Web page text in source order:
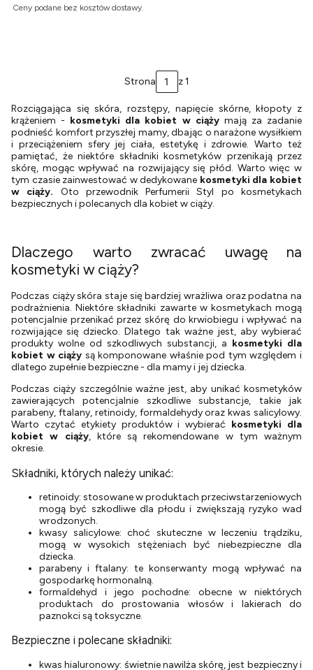
Ceny podane bez kosztów dostawy.
Strona z 1
Rozciągająca się skóra, rozstępy, napięcie skórne, kłopoty z
krążeniem - kosmetyki dla kobiet w ciążymają za zadanie
podnieść komfort przyszłej mamy, dbając o narażone wysiłkiem
i przeciążeniem sfery jej ciała, estetykę i zdrowie. Warto też
pamiętać, że niektóre składniki kosmetyków przenikają przez
skórę, mogąc wpływać na rozwijający się płód. Warto więc w
tym czasie zainwestować w dedykowane kosmetyki dla kobiet
w ciąży. Oto przewodnik Perfumerii Styl po kosmetykach
bezpiecznych i polecanych dla kobiet w ciąży.
Dlaczego warto zwracać uwagę na
kosmetyki w ciąży?
Podczas ciąży skóra staje się bardziej wrażliwa oraz podatna na
podrażnienia. Niektóre składniki zawarte w kosmetykach mogą
potencjalnie przenikać przez skórę do krwiobiegu i wpływać na
rozwijające się dziecko. Dlatego tak ważne jest, aby wybierać
produkty wolne od szkodliwych substancji, a kosmetyki dla
kobiet w ciąży są komponowane właśnie pod tym względem i
dlatego zupełnie bezpieczne - dla mamy i jej dziecka.
Podczas ciąży szczególnie ważne jest, aby unikać kosmetyków
zawierających potencjalnie szkodliwe substancje, takie jak
parabeny, ftalany, retinoidy, formaldehydy oraz kwas salicylowy.
Warto czytać etykiety produktów i wybierać kosmetyki dla
kobiet w ciąży, które są rekomendowane w tym ważnym
okresie.
Składniki, których należy unikać:
retinoidy: stosowane w produktach przeciwstarzeniowych
mogą być szkodliwe dla płodu i zwiększają ryzyko wad
wrodzonych.
kwasy salicylowe: choć skuteczne w leczeniu trądziku,
mogą w wysokich stężeniach być niebezpieczne dla
dziecka.
parabeny i ftalany: te konserwanty mogą wpływać na
gospodarkę hormonalną.
formaldehyd i jego pochodne: obecne w niektórych
produktach do prostowania włosów i lakierach do
paznokci są toksyczne.
Bezpieczne i polecane składniki:
kwas hialuronowy: świetnie nawilża skórę, jest bezpieczny i